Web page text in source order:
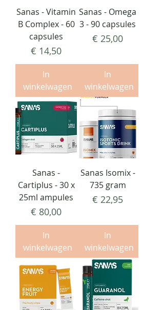
0
0
G
r
m
Sanas - Vitamin
B Complex - 60
capsules
Prijs
€ 14,50
In
winkelwagen
Sanas - Omega
3 - 90 capsules
Prijs
€ 25,00
In
winkelwagen
Sanas -
Cartiplus - 30 x
25ml ampules
Prijs
€ 80,00
In
winkelwagen
Sanas Isomix -
735 gram
Prijs
€ 22,95
In
winkelwagen